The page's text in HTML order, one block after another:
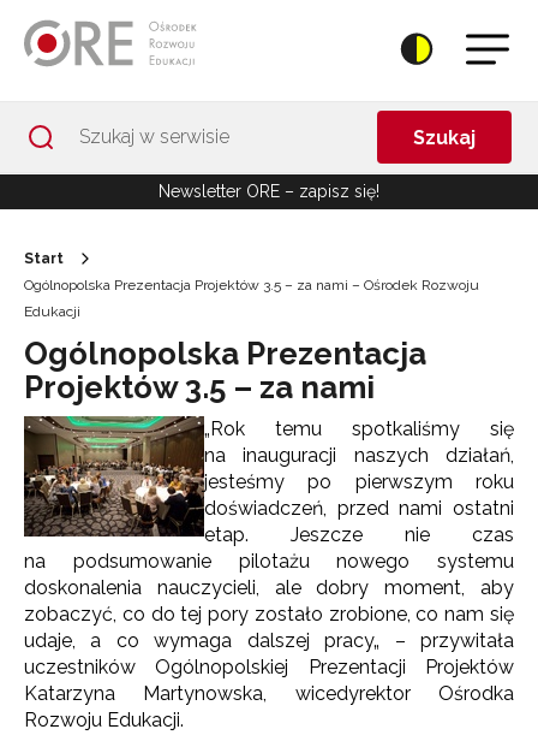
Szukaj
Newsletter ORE – zapisz się!
Start
Ogólnopolska Prezentacja Projektów 3.5 – za nami – Ośrodek Rozwoju
Edukacji
Ogólnopolska Prezentacja
Projektów 3.5 – za nami
„Rok temu spotkaliśmy się
na inauguracji naszych działań,
jesteśmy po pierwszym roku
doświadczeń, przed nami ostatni
etap. Jeszcze nie czas
na podsumowanie pilotażu nowego systemu
doskonalenia nauczycieli, ale dobry moment, aby
zobaczyć, co do tej pory zostało zrobione, co nam się
udaje, a co wymaga dalszej pracy„ – przywitała
uczestników Ogólnopolskiej Prezentacji Projektów
Katarzyna Martynowska, wicedyrektor Ośrodka
Rozwoju Edukacji.